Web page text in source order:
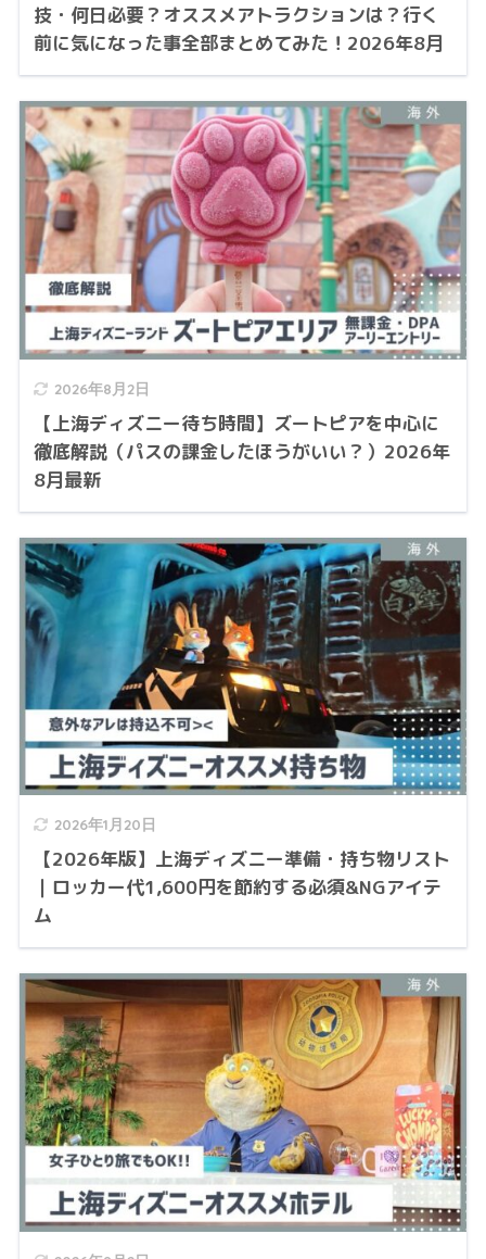
技・何日必要？オススメアトラクションは？行く
前に気になった事全部まとめてみた！2026年8月
2026年8月2日
【上海ディズニー待ち時間】ズートピアを中心に
徹底解説（パスの課金したほうがいい？）2026年
8月最新
2026年1月20日
【2026年版】上海ディズニー準備・持ち物リスト
｜ロッカー代1,600円を節約する必須&NGアイテ
ム